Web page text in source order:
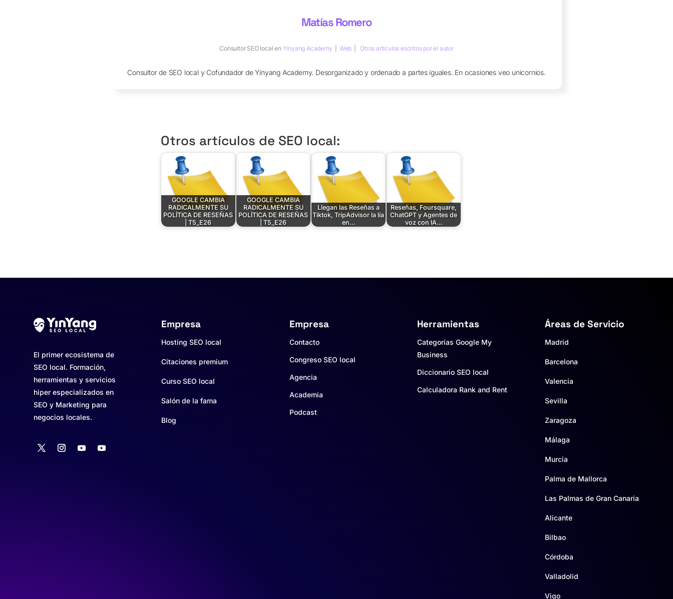
Matías Romero
Consultor SEO local en Yinyang Academy Web Otros artículos escritos por el autor
Consultor de SEO local y Cofundador de Yinyang Academy. Desorganizado y ordenado a partes iguales. En ocasiones veo unicornios.
Otros artículos de SEO local:
GOOGLE CAMBIA
RADICALMENTE SU
POLÍTICA DE RESEÑAS
| T5_E26
GOOGLE CAMBIA
RADICALMENTE SU
POLÍTICA DE RESEÑAS
| T5_E26
Llegan las Reseñas a
Tiktok, TripAdvisor la lía
en…
Reseñas, Foursquare,
ChatGPT y Agentes de
voz con IA…
El primer ecosistema de
SEO local. Formación,
herramientas y servicios
hiper especializados en
SEO y Marketing para
negocios locales.
Empresa
Hosting SEO local
Citaciones premium
Curso SEO local
Salón de la fama
Blog
Empresa
Contacto
Congreso SEO local
Agencia
Academia
Podcast
Herramientas
Categorías Google My
Business
Diccionario SEO local
Calculadora Rank and Rent
Áreas de Servicio
Madrid
Barcelona
Valencia
Sevilla
Zaragoza
Málaga
Murcia
Palma de Mallorca
Las Palmas de Gran Canaria
Alicante
Bilbao
Córdoba
Valladolid
Vigo